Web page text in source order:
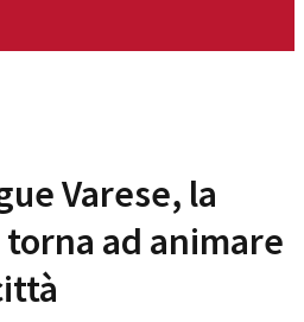
Varese, la
ad animare